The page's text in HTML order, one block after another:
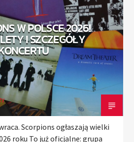
MUZY
W POLSCE 2026!
I SZCZEGÓŁY
Scorpions ogłaszają wielki
roku To już oficjalne: grupa